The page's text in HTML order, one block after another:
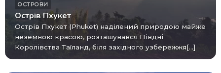
ОСТРОВИ
Острів Пхукет
Острів Пхукет (Phuket) наділений природою майже
неземною красою, розташувався Півдні
Королівства Таїланд, біля західного узбережжя[...]